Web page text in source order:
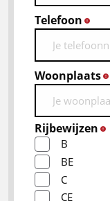
Telefoon
Woonplaats
Rijbewijzen
B
BE
C
CE